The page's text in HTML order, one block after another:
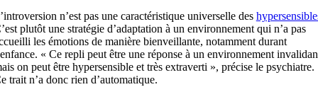
n’est pas une caractéristique universelle des
plutôt une stratégie d’adaptation à un environnement qui n’a pas
les émotions de manière bienveillante, notamment durant
« Ce repli peut être une réponse à un environnement
on peut être hypersensible et très extraverti », précise le psychiatre.
trait n’a donc rien d’automatique.